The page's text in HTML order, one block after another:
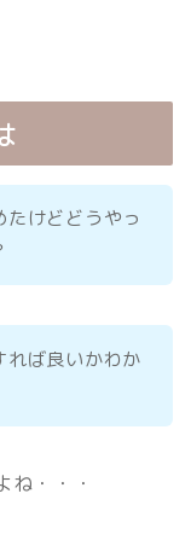
けどどうやっ
れば良いかわか
・・・